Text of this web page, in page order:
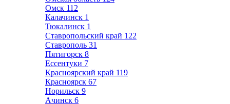
Омск 112
Калачинск 1
Тюкалинск 1
Ставропольский край 122
Ставрополь 31
Пятигорск 8
Ессентуки 7
Красноярский край 119
Красноярск 67
Норильск 9
Ачинск 6